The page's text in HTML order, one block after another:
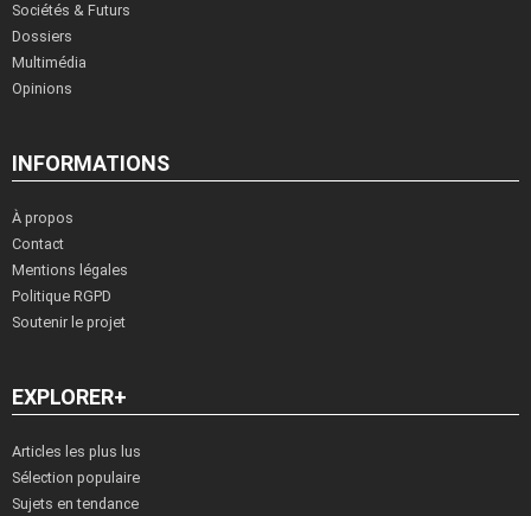
Sociétés & Futurs
Dossiers
Multimédia
Opinions
INFORMATIONS
À propos
Contact
Mentions légales
Politique RGPD
Soutenir le projet
EXPLORER+
Articles les plus lus
Sélection populaire
Sujets en tendance